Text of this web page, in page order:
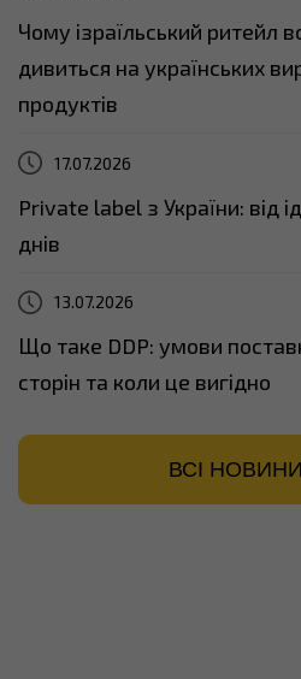
Чому ізраїльський ритейл
дивиться на українських
продуктів
17.07.2026
Private label з України: від
днів
13.07.2026
Що таке DDP: умови
сторін та коли це вигідно
ВСІ НОВИНИ